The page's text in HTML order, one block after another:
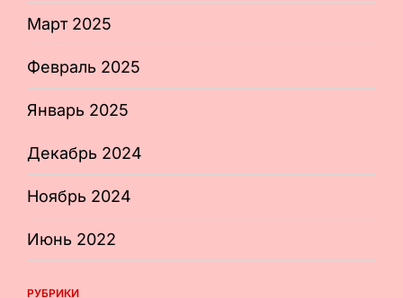
Март 2025
Февраль 2025
Январь 2025
Декабрь 2024
Ноябрь 2024
Июнь 2022
РУБРИКИ